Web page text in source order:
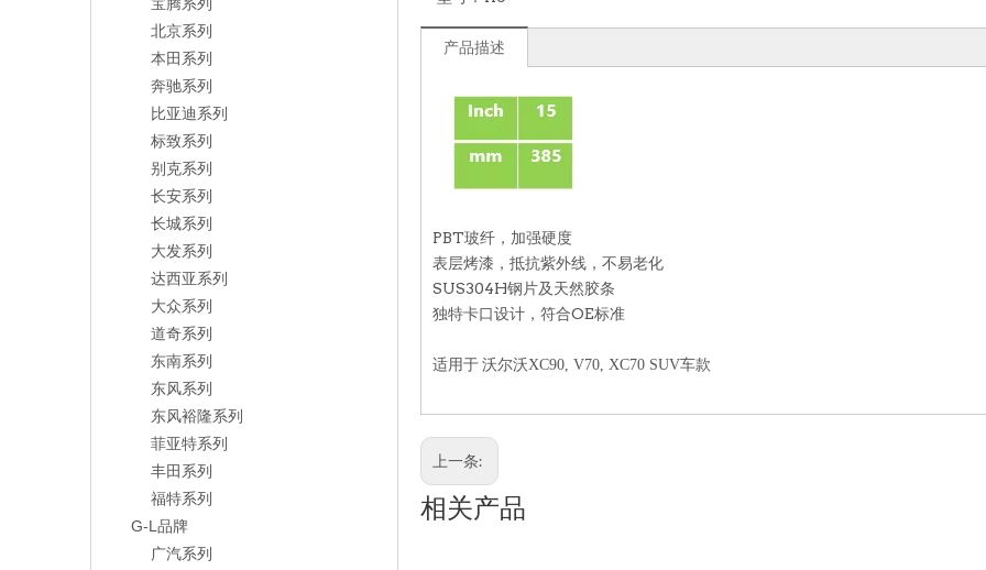
北京系列
本田系列
奔驰系列
比亚迪系列
标致系列
别克系列
长安系列
长城系列
大发系列
达西亚系列
大众系列
道奇系列
东南系列
东风系列
东风裕隆系列
菲亚特系列
丰田系列
福特系列
G-L品牌
广汽系列
产品描述
PBT玻纤，加强硬度
表层烤漆，抵抗紫外线，不易老化
SUS304H钢片及天然胶条
独特卡口设计，符合OE标准
适用于 沃尔沃XC90, V70, XC70 SUV车款
上一条:
相关产品